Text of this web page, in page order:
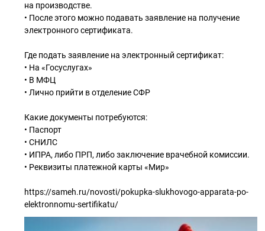
на производстве.
• После этого можно подавать заявление на получение
электронного сертификата.
Где подать заявление на электронный сертификат:
• На «Госуслугах»
• В МФЦ
• Лично прийти в отделение СФР
Какие документы потребуются:
• Паспорт
• СНИЛС
• ИПРА, либо ПРП, либо заключение врачебной комиссии.
• Реквизиты платежной карты «Мир»
https://sameh.ru/novosti/pokupka-slukhovogo-apparata-po-
elektronnomu-sertifikatu/